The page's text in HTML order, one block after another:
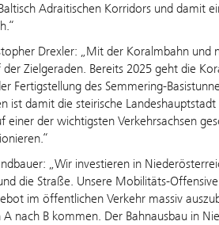
Adraitischen Korridors und damit
Drexler: „Mit der Koralmbahn
Zielgeraden. Bereits 2025 geht die
Fertigstellung des Semmering-
ist damit die steirische
der wichtigsten Verkehrsachsen
„Wir investieren in
die Straße. Unsere Mobilitäts-
im öffentlichen Verkehr massiv
nach B kommen. Der Bahnausbau in